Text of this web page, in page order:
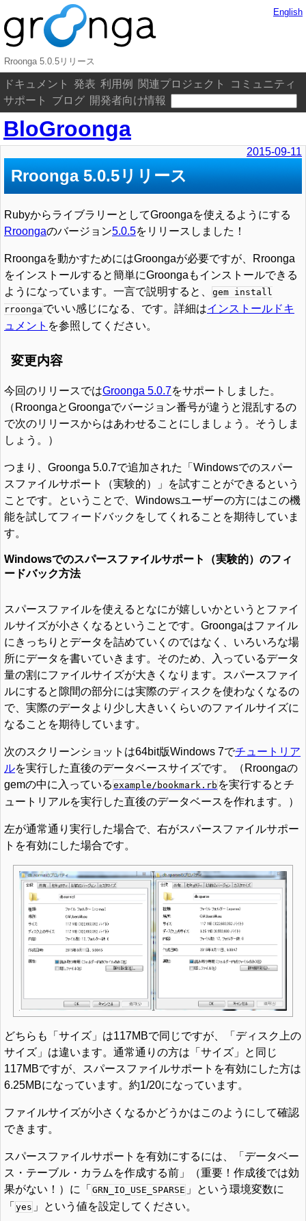
Rroonga 5.0.5リリース
ドキュメント 発表 利用例 関連プロジェクト
コミュニティ
サポート
ブログ 開発者向け情報
English
BloGroonga
2015-09-11
Rroonga 5.0.5リリース
RubyからライブラリーとしてGroongaを使えるようにする
Rroongaのバージョン5.0.5をリリースしました！
Rroongaを動かすためにはGroongaが必要ですが、Rroonga
をインストールすると簡単にGroongaもインストールできる
ようになっています。一言で説明すると、
gem install
rroonga でいい感じになる、です。詳細はインストールドキ
ュメント を参照してください。
変更内容
今回のリリースではGroonga 5.0.7をサポートしました。
（RroongaとGroongaでバージョン番号が違うと混乱するの
で次のリリースからはあわせることにしましょう。そうしま
しょう。）
つまり、Groonga 5.0.7で追加された「Windowsでのスパー
スファイルサポート（実験的）」を試すことができるという
ことです。ということで、Windowsユーザーの方にはこの機
能を試してフィードバックをしてくれることを期待していま
す。
Windowsでのスパースファイルサポート（実験的）のフィ
ードバック方法
スパースファイルを使えるとなにが嬉しいかというとファイ
ルサイズが小さくなるということです。Groongaはファイル
にきっちりとデータを詰めていくのではなく、いろいろな場
所にデータを書いていきます。そのため、入っているデータ
量の割にファイルサイズが大きくなります。スパースファイ
ルにすると隙間の部分には実際のディスクを使わなくなるの
で、実際のデータより少し大きいくらいのファイルサイズに
なることを期待しています。
次のスクリーンショットは64bit版Windows 7でチュートリア
ルを実行した直後のデータベースサイズです。（Rroongaの
gemの中に入っている example/bookmark.rb を実行するとチ
ュートリアルを実行した直後のデータベースを作れます。）
左が通常通り実行した場合で、右がスパースファイルサポー
トを有効にした場合です。
どちらも「サイズ」は117MBで同じですが、「ディスク上の
サイズ」は違います。通常通りの方は「サイズ」と同じ
117MBですが、スパースファイルサポートを有効にした方は
6.25MBになっています。約1/20になっています。
ファイルサイズが小さくなるかどうかはこのようにして確認
できます。
スパースファイルサポートを有効にするには、「データベー
ス・テーブル・カラムを作成する前」（重要！作成後では効
果がない！）に「 GRN_IO_USE_SPARSE 」という環境変数に
「 yes 」という値を設定してください。